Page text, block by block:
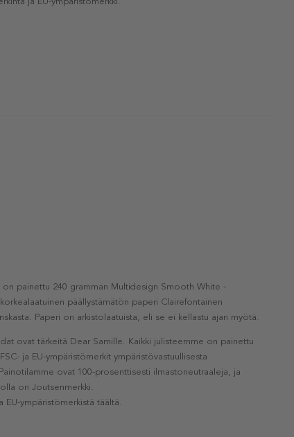
on painettu 240 gramman Multidesign Smooth White -
päällystämätön paperi Clairefontainen
Paperi on arkistolaatuista, eli se ei kellastu ajan myötä.
ovat tärkeitä Dear Samille. Kaikki julisteemme on painettu
ja EU-ympäristömerkit ympäristövastuullisesta
ovat 100-prosenttisesti ilmastoneutraaleja, ja
on Joutsenmerkki.
EU-ympäristömerkistä täältä.